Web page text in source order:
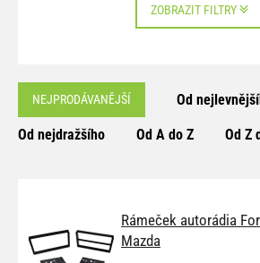
ZOBRAZIT FILTRY
NEJPRODÁVANĚJŠÍ Od
Od nejdražšího Od A do Z Od Z
Rámeček autorádia
Mazda